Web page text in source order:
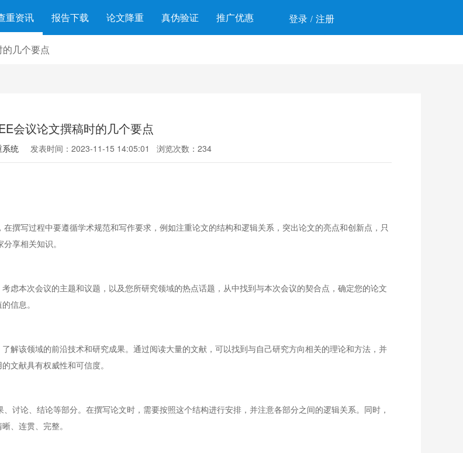
重资讯 报告下载 论文降重 真伪验证 推广优惠 登录 / 注册
几个要点
会议论文撰稿时的几个要点
系统 发表时间：2023-11-15 14:05:01 浏览次数：234
写过程中要遵循学术规范和写作要求，例如注重论文的结构和逻辑关系，突出论文的亮点和创新点，只
享相关知识。
本次会议的主题和议题，以及您所研究领域的热点话题，从中找到与本次会议的契合点，确定您的论文
信息。
该领域的前沿技术和研究成果。通过阅读大量的文献，可以找到与自己研究方向相关的理论和方法，并
文献具有权威性和可信度。
论、结论等部分。在撰写论文时，需要按照这个结构进行安排，并注意各部分之间的逻辑关系。同时，
、连贯、完整。